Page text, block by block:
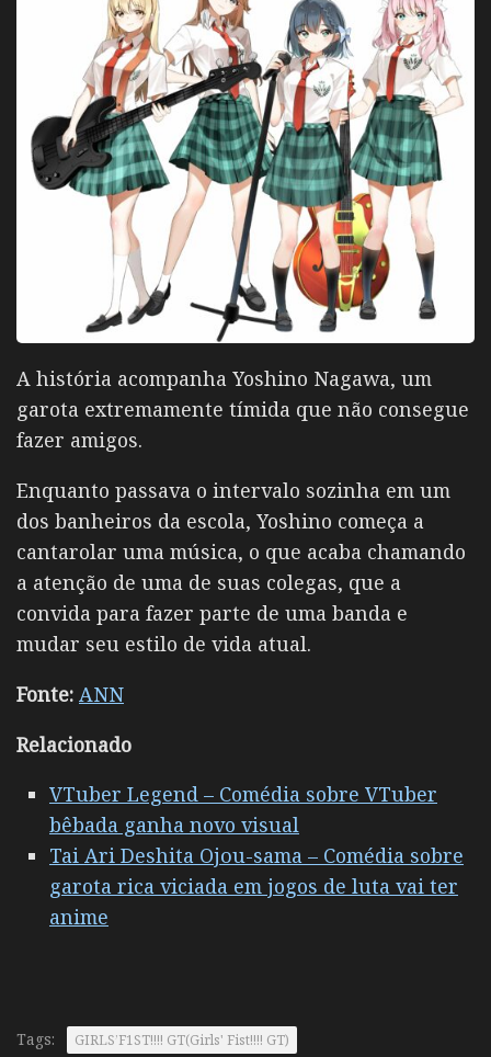
A história acompanha Yoshino Nagawa, um
garota extremamente tímida que não consegue
fazer amigos.
Enquanto passava o intervalo sozinha em um
dos banheiros da escola, Yoshino começa a
cantarolar uma música, o que acaba chamando
a atenção de uma de suas colegas, que a
convida para fazer parte de uma banda e
mudar seu estilo de vida atual.
Fonte: ANN
Relacionado
VTuber Legend – Comédia sobre VTuber
bêbada ganha novo visual
Tai Ari Deshita Ojоu-sama – Comédia sobre
garota rica viciada em jogos de luta vai ter
anime
Tags: GIRLS’F1ST!!!! GT(Girls' Fist!!!! GT)